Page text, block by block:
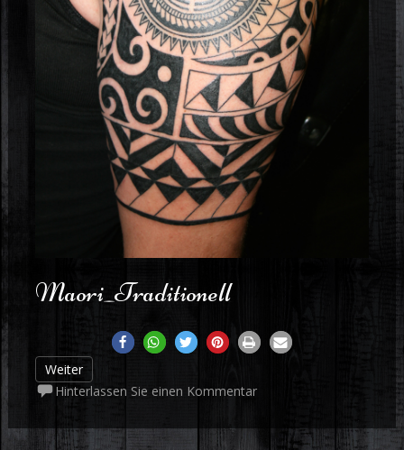
Maori_Traditionell
Weiter
Hinterlassen Sie einen Kommentar